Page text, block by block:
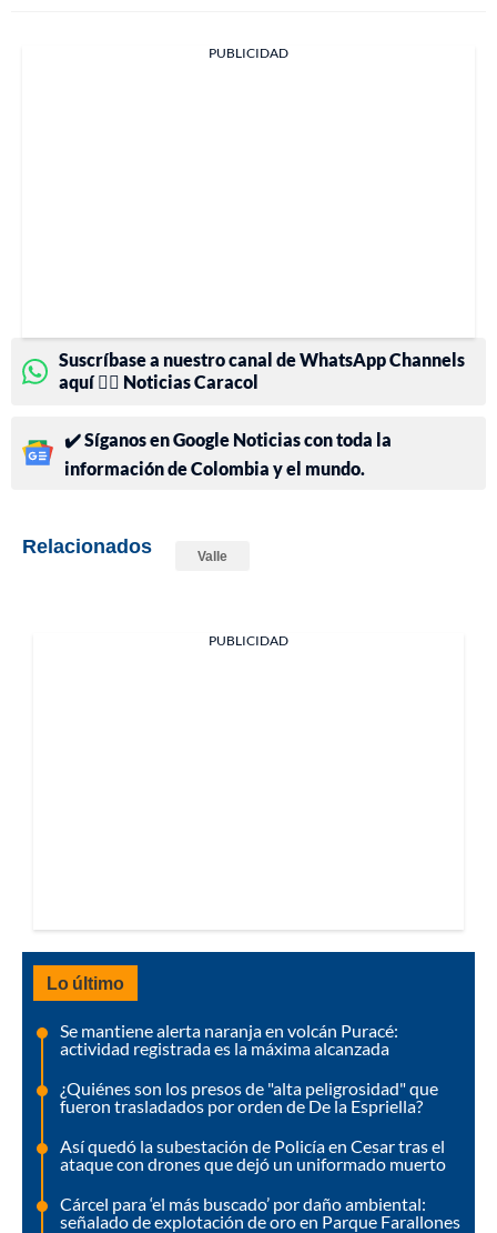
PUBLICIDAD
Suscríbase a nuestro canal de WhatsApp Channels
aquí 👉🏻 Noticias Caracol
✔️ Síganos en Google Noticias con toda la
información de Colombia y el mundo.
Relacionados Valle
PUBLICIDAD
Lo último
Se mantiene alerta naranja en volcán Puracé:
actividad registrada es la máxima alcanzada
¿Quiénes son los presos de "alta peligrosidad" que
fueron trasladados por orden de De la Espriella?
Así quedó la subestación de Policía en Cesar tras el
ataque con drones que dejó un uniformado muerto
Cárcel para ‘el más buscado’ por daño ambiental:
señalado de explotación de oro en Parque Farallones